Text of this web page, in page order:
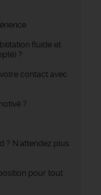
fluide et
?
contact avec
?
? N'attendez plus
pour tout